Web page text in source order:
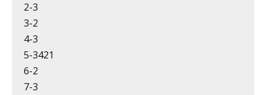
2-3
3-2
4-3
5-3421
6-2
7-3